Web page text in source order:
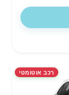
רכב אוטומטי